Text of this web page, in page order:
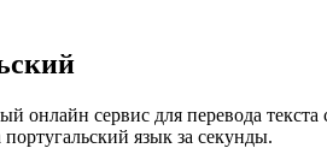
онлайн сервис для перевода текста
португальский язык за секунды.